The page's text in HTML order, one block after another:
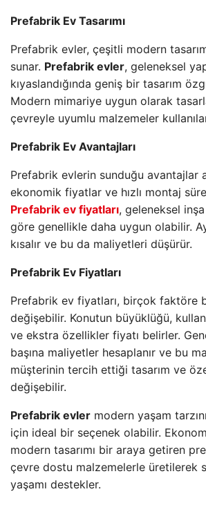
Prefabrik Ev Tasarımı
Prefabrik evler, çeşitli modern
sunar. Prefabrik evler, geleneksel
kıyaslandığında geniş bir tasarım
Modern mimariye uygun olarak
çevreyle uyumlu malzemeler
Prefabrik Ev Avantajları
Prefabrik evlerin sunduğu avantajlar
ekonomik fiyatlar ve hızlı montaj
Prefabrik ev fiyatları, geleneksel
göre genellikle daha uygun olabilir.
kısalır ve bu da maliyetleri düşürür.
Prefabrik Ev Fiyatları
Prefabrik ev fiyatları, birçok faktöre
değişebilir. Konutun büyüklüğü,
ve ekstra özellikler fiyatı belirler.
başına maliyetler hesaplanır ve bu
müşterinin tercih ettiği tasarım ve
değişebilir.
Prefabrik evler modern yaşam
için ideal bir seçenek olabilir.
modern tasarımı bir araya getiren
çevre dostu malzemelerle üretilerek
yaşamı destekler.